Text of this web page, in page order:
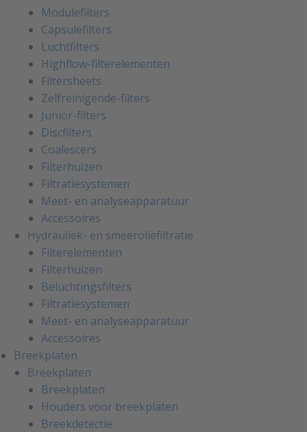
Modulefilters
Capsulefilters
Luchtfilters
Highflow-filterelementen
Filtersheets
Zelfreinigende-filters
Junior-filters
Discfilters
Coalescers
Filterhuizen
Filtratiesystemen
Meet- en analyseapparatuur
Accessoires
Hydrauliek- en smeeroliefiltratie
Filterelementen
Filterhuizen
Beluchtingsfilters
Filtratiesystemen
Meet- en analyseapparatuur
Accessoires
Breekplaten
Breekplaten
Breekplaten
Houders voor breekplaten
Breekdetectie